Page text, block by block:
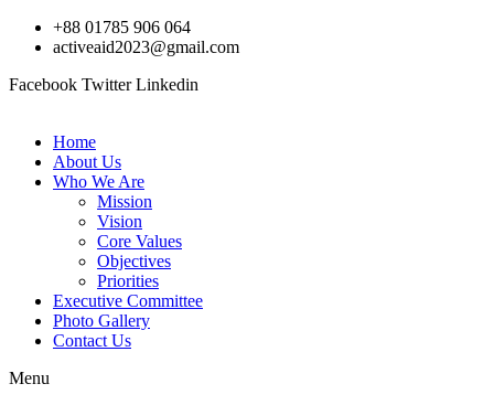
Skip
+88 01785 906 064
activeaid2023@gmail.com
Facebook Twitter Linkedin
Home
About Us
Who We Are
Mission
Vision
Core Values
Objectives
Priorities
Executive Committee
Photo Gallery
Contact Us
Menu